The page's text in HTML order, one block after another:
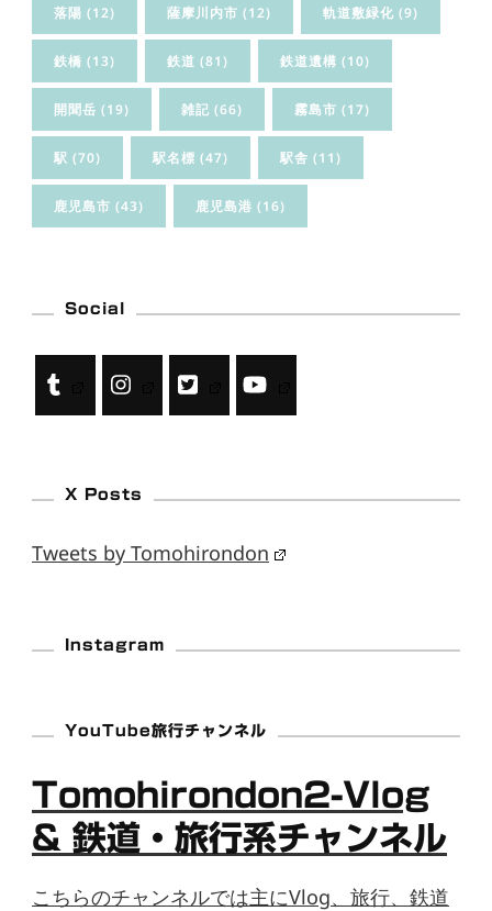
落陽 (12) 薩摩川内市 (12) 軌道敷緑化 (9)
鉄橋 (13) 鉄道 (81) 鉄道遺構 (10)
開聞岳 (19) 雑記 (66) 霧島市 (17)
駅 (70) 駅名標 (47) 駅舎 (11)
鹿児島市 (43) 鹿児島港 (16)
Social
X Posts
Tweets by Tomohirondon
Instagram
YouTube旅行チャンネル
Tomohirondon2-Vlog
& 鉄道・旅行系チャンネル
こちらのチャンネルでは主にVlog、旅行、鉄道